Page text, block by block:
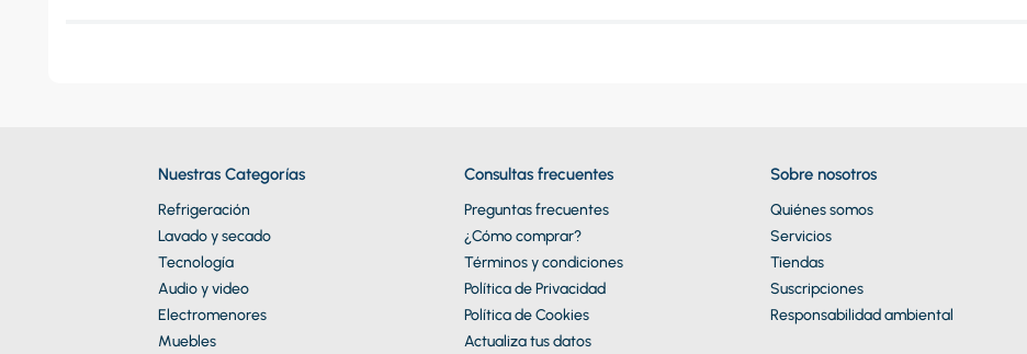
Nuestras Categorías
Refrigeración
Lavado y secado
Tecnología
Audio y video
Electromenores
Muebles
Consultas frecuentes
Preguntas frecuentes
¿Cómo comprar?
Términos y condiciones
Política de Privacidad
Política de Cookies
Actualiza tus datos
Sobre nosotros
Quiénes somos
Servicios
Tiendas
Suscripciones
Responsabilidad ambiental